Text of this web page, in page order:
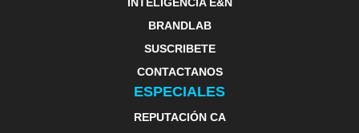
BRANDLAB
SUSCRIBETE
CONTACTANOS
ESPECIALES
REPUTACIÓN CA